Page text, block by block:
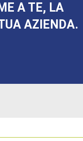
A TE, LA
AZIENDA.